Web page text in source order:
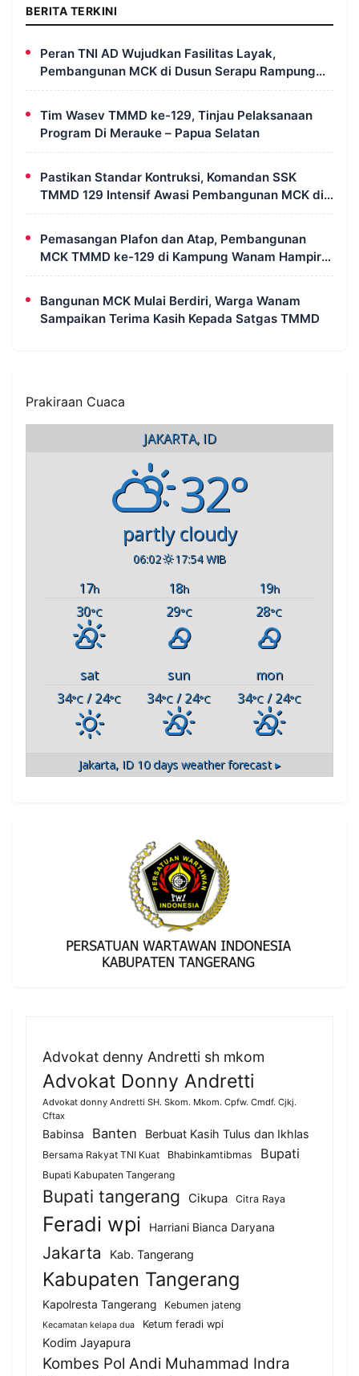
BERITA TERKINI
Peran TNI AD Wujudkan Fasilitas Layak,
Pembangunan MCK di Dusun Serapu Rampung
Dikerjakan
Tim Wasev TMMD ke-129, Tinjau Pelaksanaan
Program Di Merauke – Papua Selatan
Pastikan Standar Kontruksi, Komandan SSK
TMMD 129 Intensif Awasi Pembangunan MCK di
Wanam
Pemasangan Plafon dan Atap, Pembangunan
MCK TMMD ke-129 di Kampung Wanam Hampir
Rampung
Bangunan MCK Mulai Berdiri, Warga Wanam
Sampaikan Terima Kasih Kepada Satgas TMMD
Prakiraan Cuaca
JAKARTA, ID
32°
partly cloudy
06:02 17:54 WIB
17h 18h 19h
30°C 29°C 28°C
sat sun
mon
34°C / 24°C 34°C / 24°C 34°C/ 24°C
Jakarta, ID 10 days weather forecast ▸
Advokat denny Andretti sh mkom
Advokat Donny Andretti
Advokat donny Andretti SH. Skom. Mkom. Cpfw. Cmdf. Cjkj.
Cftax
Babinsa Banten Berbuat Kasih Tulus dan Ikhlas
Bersama Rakyat TNI Kuat Bhabinkamtibmas Bupati
Bupati Kabupaten Tangerang
Bupati tangerang Cikupa Citra Raya
Feradi wpi Harriani Bianca Daryana
Jakarta Kab. Tangerang
Kabupaten Tangerang
Kapolresta Tangerang Kebumen jateng
Kecamatan kelapa dua Ketum feradi wpi
Kodim Jayapura
Kombes Pol Andi Muhammad Indra